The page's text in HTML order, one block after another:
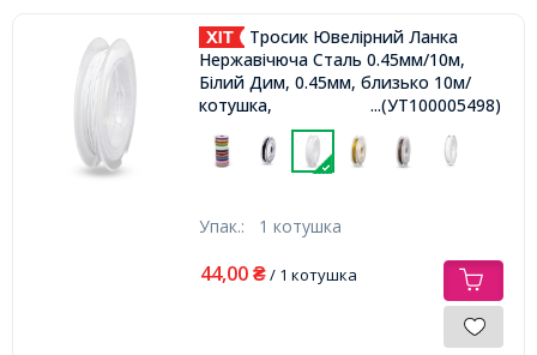
Тросик Ювелірний Ланка
Нержавічюча Сталь 0.45мм/10м,
Білий Дим, 0.45мм, близько 10м/
котушка,
...(УТ100005498)
Упак.: 1 котушка
44,00 ₴/ 1 котушка